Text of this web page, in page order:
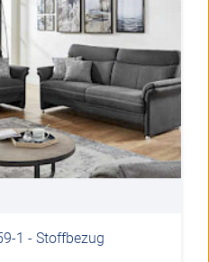
1 - Stoffbezug